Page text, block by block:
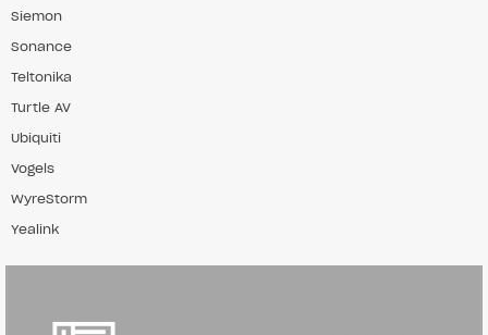
Siemon
Sonance
Teltonika
Turtle AV
Ubiquiti
Vogels
WyreStorm
Yealink